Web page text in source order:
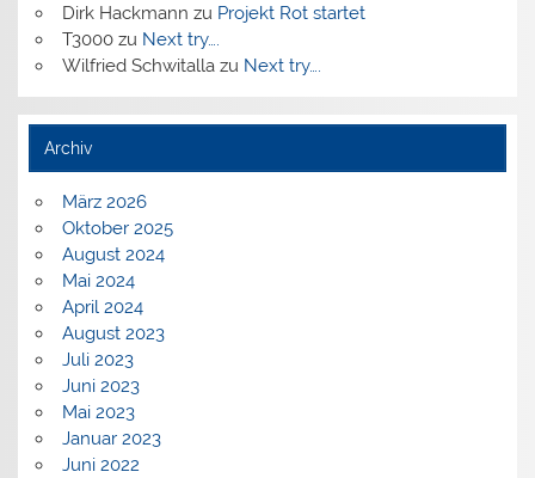
Dirk Hackmann zu Projekt Rot startet
T3000zu Next try….
Wilfried Schwitalla zu Next try….
Archiv
März 2026
Oktober 2025
August 2024
Mai 2024
April 2024
August 2023
Juli 2023
Juni 2023
Mai 2023
Januar 2023
Juni 2022